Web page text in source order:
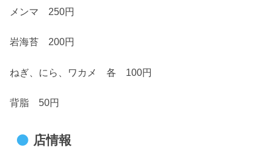
メンマ 250円
岩海苔 200円
ねぎ、にら、ワカメ 各 100円
背脂 50円
店情報